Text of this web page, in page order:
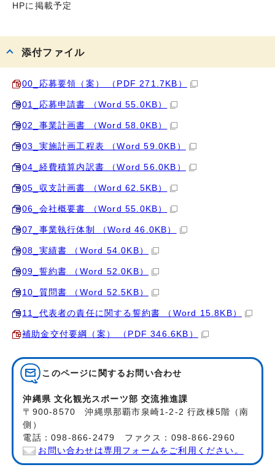
HPに掲載予定
添付ファイル
00_応募要領（案） （PDF 271.7KB）
01_応募申請書 （Word 55.0KB）
02_事業計画書 （Word 58.0KB）
03_実施計画工程表 （Word 59.0KB）
04_経費積算内訳書 （Word 56.0KB）
05_収支計画書 （Word 62.5KB）
06_会社概要書 （Word 55.0KB）
07_事業執行体制 （Word 46.0KB）
08_実績書 （Word 54.0KB）
09_誓約書 （Word 52.0KB）
10_質問書 （Word 52.5KB）
11_代表者の責任に関する誓約書 （Word 15.8KB）
補助金交付要綱（案） （PDF 346.6KB）
このページに関する お問い合わせ
沖縄県 文化観光スポーツ部 交流推進課
〒900-8570 沖縄県那覇市泉崎1-2-2 行政棟5階（南
側）
電話：098-866-2479 ファクス：098-866-2960
お問い合わせは専用フォームをご利用ください。